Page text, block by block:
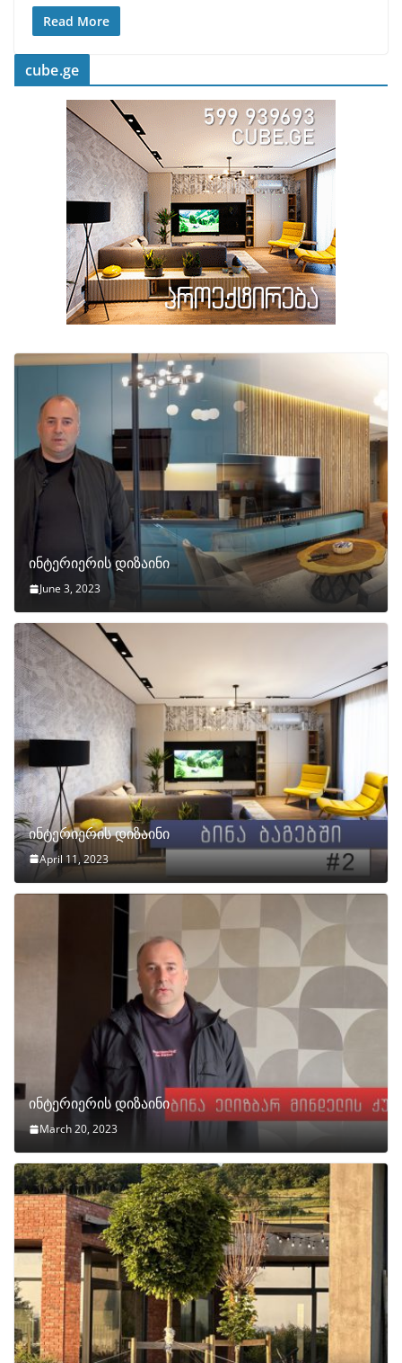
Read More
cube.ge
ინტერიერის დიზაინი
June 3, 2023
ინტერიერის დიზაინი
April 11, 2023
ინტერიერის დიზაინი
March 20, 2023